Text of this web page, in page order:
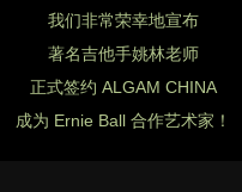
我们非常荣幸地宣布
著名吉他手姚林老师
正式签约 ALGAM CHINA
成为 Ernie Ball 合作艺术家！